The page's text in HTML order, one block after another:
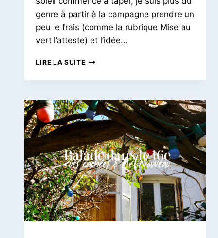
genre à partir à la campagne prendre un
peu le frais (comme la rubrique Mise au
vert l’atteste) et l’idée…
LIRE LA SUITEBALADE
|
ABBESSES
&
MONTMARTRE